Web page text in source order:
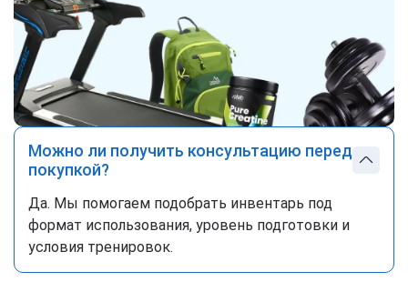
Можно ли получить консультацию перед
покупкой?
Да. Мы помогаем подобрать инвентарь под
формат использования, уровень подготовки и
условия тренировок.